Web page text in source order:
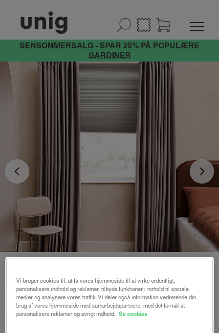
SENSOMMERSALG - SPAR 25% PÅ POPULÆRE
GARDINER
Forside/Plisségardiner/ Astrid plisségardin m/snoretræk
mørklægning
Vi bruger cookies til, at få vores hjemmeside til at virke ordentligt,
personalisere indhold og reklamer, tilbyde funktioner i forhold til sociale
medier og analysere vores traffik. Vi deler også information vedrørende din
brug af vores hjemmeside med samarbejdspartnere, med det formål at
personalisere reklamer og øvrigt indhold. Se cookies